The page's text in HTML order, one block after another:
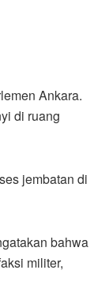
Ankara.
di ruang
jembatan di
bahwa
militer,